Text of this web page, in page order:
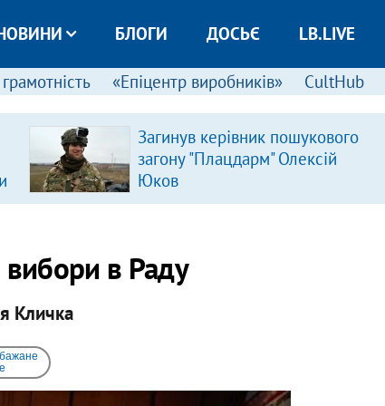
БЛОГИ ДОСЬЄ LB.LIVE
«Епіцентр виробників» CultHub
Загинув керівник пошукового
загону "Плацдарм" Олексій
Юков
в Раду
Кличка